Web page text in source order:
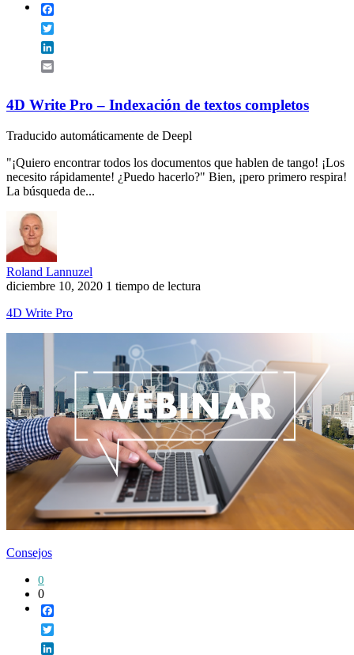
4D Write Pro – Indexación de textos completos
Traducido automáticamente de Deepl
"¡Quiero encontrar todos los documentos que hablen de tango! ¡Los
necesito rápidamente! ¿Puedo hacerlo?" Bien, ¡pero primero respira!
La búsqueda de...
Roland Lannuzel
diciembre 10, 2020 1 tiempo de lectura
4D Write Pro
Consejos
0
0